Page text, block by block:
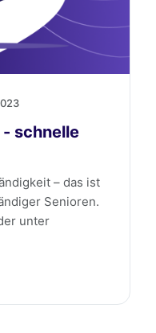
schnelle
– das ist
Senioren.
unter